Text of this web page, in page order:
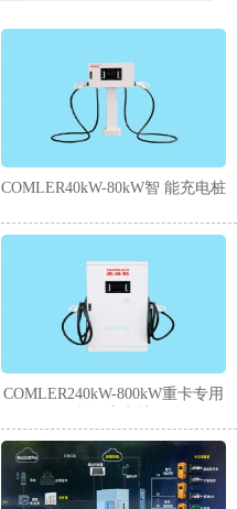
COMLER40kW-80kW智 能充电桩
COMLER240kW-800kW重卡专用